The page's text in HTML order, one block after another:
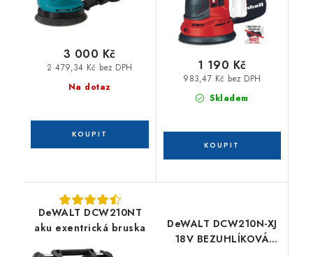
Na dotaz
2 479,34 Kč bez DPH
3 000 Kč
Skladem
983,47 Kč bez DPH
1 190 Kč
DeWALT DCW210NT
aku exentrická bruska
DeWALT DCW210N-XJ
18V BEZUHLÍKOVÁ